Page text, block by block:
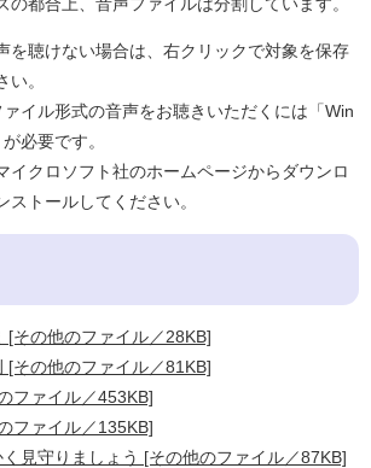
を聴けない場合は、右クリックで対象を保存
。
イル形式の音声をお聴きいただくには「Win
必要です。
イクロソフト社のホームページからダウンロ
ストールしてください。
[その他のファイル／28KB]
[その他のファイル／81KB]
ファイル／453KB]
ファイル／135KB]
見守りましょう [その他のファイル／87KB]